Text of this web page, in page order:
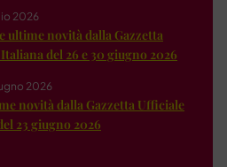
2026
ultime novità dalla Gazzetta
del 26 e 30 giugno 2026
2026
novità dalla Gazzetta Ufficiale
23 giugno 2026